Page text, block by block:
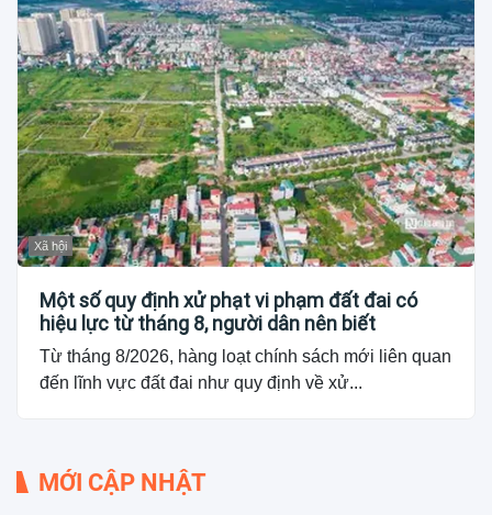
Xã hội
Một số quy định xử phạt vi phạm đất đai có
hiệu lực từ tháng 8, người dân nên biết
Từ tháng 8/2026, hàng loạt chính sách mới liên quan
đến lĩnh vực đất đai như quy định về xử...
MỚI CẬP NHẬT